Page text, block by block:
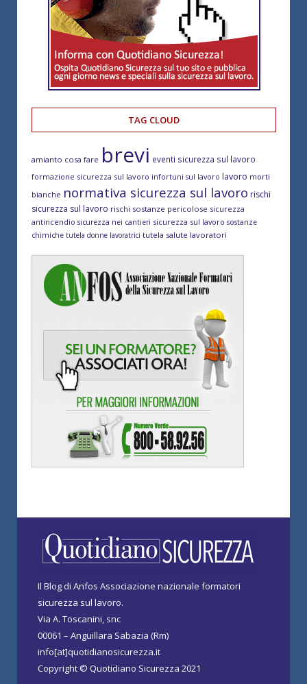
TAG CLOUD
amianto cosa fare brevi eventi sicurezza sul lavoro
formazione sicurezza sul lavoro infortuni sul lavoro lavoro morti
bianche normativa sicurezza sul lavoro rischi
sicurezza sul lavoro rischi sostanze pericolose sicurezza
antincendio sicurezza nei cantieri sicurezza sul lavoro sostanze
chimiche tutela donne lavoratrici tutela salute lavoratori
Il Blog di Anfos Associazione nazionale formatori
sicurezza sul lavoro.
Via A. Toscanini, snc
00061 – Anguillara Sabazia (Rm)
info[at]quotidianosicurezza.it
Copyright © Quotidiano Sicurezza 2021